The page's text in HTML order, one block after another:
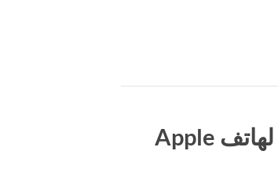
مواصفات واقي شاشة زجاج مقوى بحافة مستديرة 2.5D لهاتف Apple